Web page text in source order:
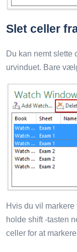
Slet celler
Du kan nemt slette
urvinduet. Bare
Hvis du vil
holde shift -tasten
celler for at